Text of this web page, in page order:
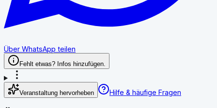
Über WhatsApp teilen
Fehlt etwas? Infos hinzufügen.
Veranstaltung hervorheben Hilfe & häufige Fragen